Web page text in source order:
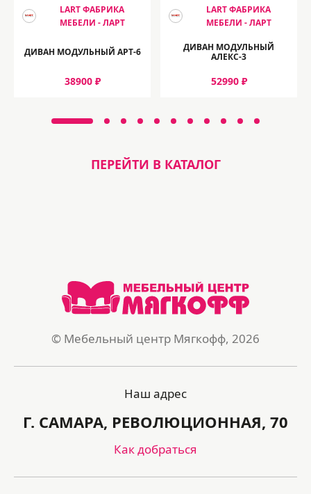
LART ФАБРИКА
МЕБЕЛИ - ЛАРТ
ДИВАН МОДУЛЬНЫЙ АРТ-6
38900 ₽
LART ФАБРИКА
МЕБЕЛИ - ЛАРТ
ДИВАН МОДУЛЬНЫЙ
АЛЕКС-3
52990 ₽
ПЕРЕЙТИ В КАТАЛОГ
© Мебельный центр Мягкофф, 2026
Наш адрес
Г. САМАРА, РЕВОЛЮЦИОННАЯ, 70
Как добраться